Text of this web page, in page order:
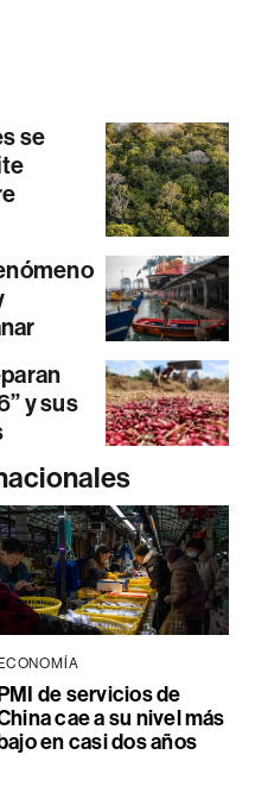
se
y sus
de servicios de
cae a su nivel más
en casi dos años